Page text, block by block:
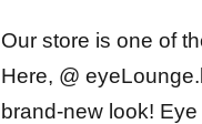
Our store is one of
Here, @
brand-new look! Eye